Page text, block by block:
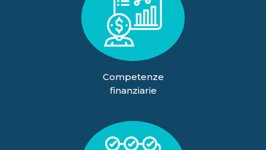
Competenze
finanziarie